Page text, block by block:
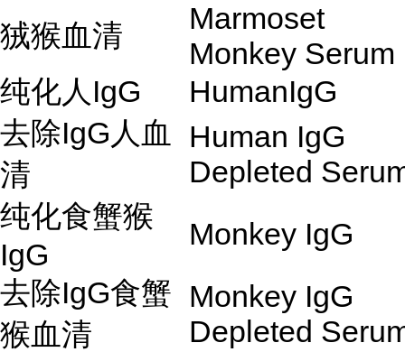
狨猴血清
Marmoset
Monkey Serum
纯化人IgG
HumanIgG
去除IgG人血
清
Human IgG
Depleted
纯化食蟹猴
IgG
Monkey IgG
去除IgG食蟹
猴血清
Monkey IgG
Depleted